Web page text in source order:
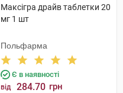
Максігра драйв таблетки 20
мг 1 шт
Польфарма
Є в наявності
від 284.70 грн